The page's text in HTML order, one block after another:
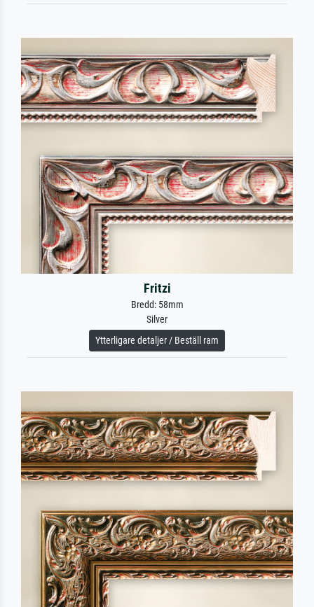
Fritzi
Bredd: 58mm
Silver
Ytterligare detaljer / Beställ ram